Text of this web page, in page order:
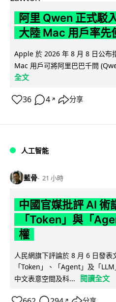
阿里 Qwen 正式駁
大陸 Mac 用戶率先
Apple 於 2026 年 8 月 8 日公布
Mac 用戶可將阿里巴巴千問
全文
36 4 ↗ 分享
人工智能
藍骨 21 小時
中國官媒批評 AI
「Token」與「
權
人民網旗下評論於 8 月 6 日發表
「Token」、「Agent」及「
中文表意空間及科...
閱讀全文
↗